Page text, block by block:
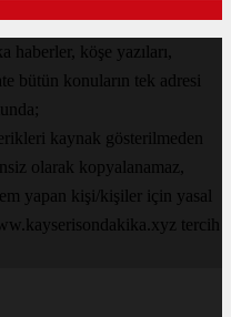
haberler, köşe yazıları,
bütün konuların tek adresi
kaynak gösterilmeden
olarak kopyalanamaz,
yapan kişi/kişiler için yasal
tercih